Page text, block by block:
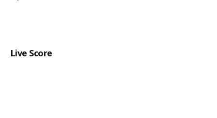
Live Score